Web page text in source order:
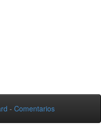
- Comentarios